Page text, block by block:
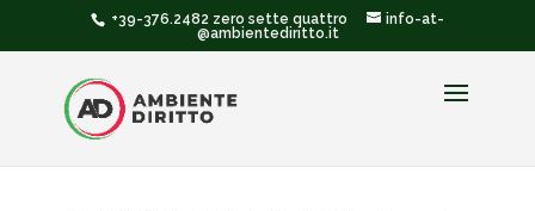
+39-376.2482 zero sette quattro
info-at-
@ambientediritto.it